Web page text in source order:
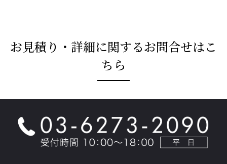
お見積り・詳細に関するお問合せはこ
ちら